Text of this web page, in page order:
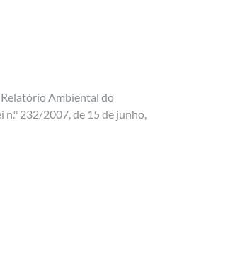
Relatório Ambiental do
232/2007, de 15 de junho,